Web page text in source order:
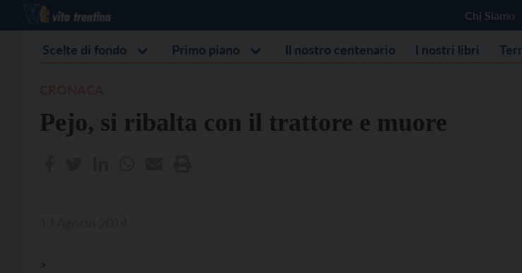
Chi Siamo
Scelte di fondo Primo piano Il nostro centenario I nostri libri
Pejo, si ribalta con il trattore e muore
>